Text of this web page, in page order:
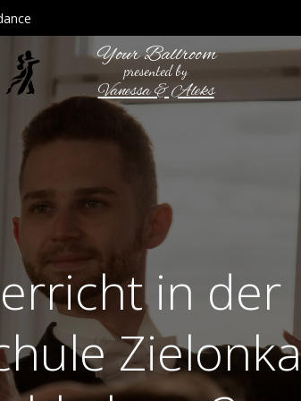
Your Ballroom
presented by
Vanessa & Aleks
in der